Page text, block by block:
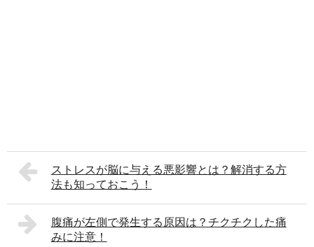
ストレスが脳に与える悪影響とは？解消する方
法も知っておこう！
腹痛が左側で発生する原因は？チクチクした痛
みに注意！